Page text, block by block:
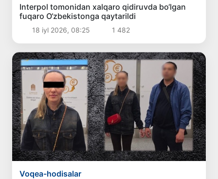
Interpol tomonidan xalqaro qidiruvda bo‘lgan
fuqaro O‘zbekistonga qaytarildi
18 iyl 2026, 08:25 1 482
Voqea-hodisalar